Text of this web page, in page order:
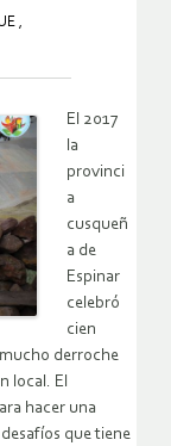
,
El 2017
la
provinci
a
cusqueñ
a de
Espinar
celebró
cien
derroche
local. El
hacer una
que tiene